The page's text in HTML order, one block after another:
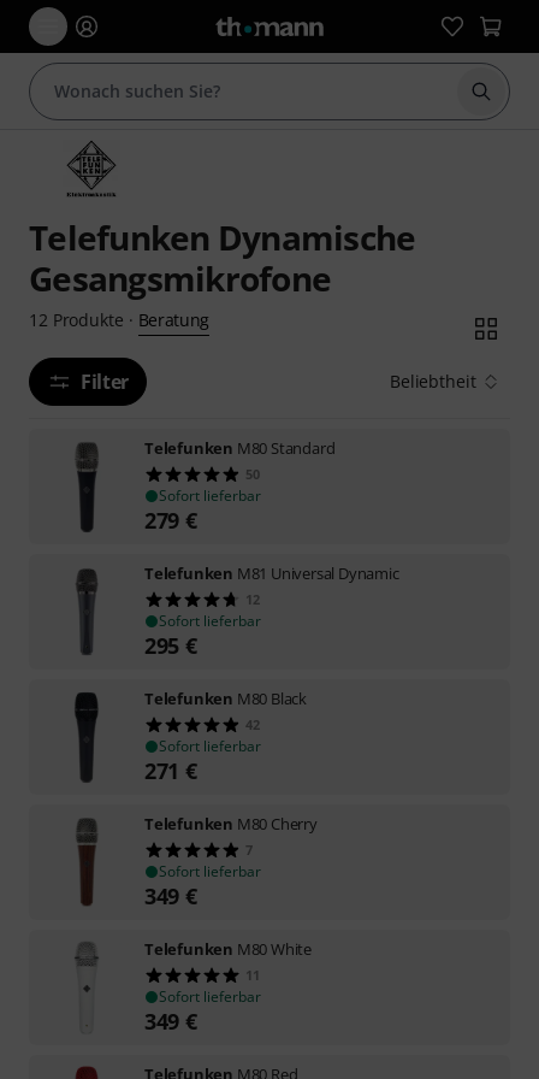
Suche
Telefunken Dynamische
Gesangsmikrofone
12 Produkte · Beratung
Filter Beliebtheit
Telefunken M80 Standard
50
Sofort lieferbar
279 €
Telefunken M81 Universal Dynamic
12
Sofort lieferbar
295 €
Telefunken M80 Black
42
Sofort lieferbar
271 €
Telefunken M80 Cherry
7
Sofort lieferbar
349 €
Telefunken M80 White
11
Sofort lieferbar
349 €
Telefunken M80 Red